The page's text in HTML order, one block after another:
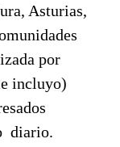
Asturias,
por
incluyo)
diario.